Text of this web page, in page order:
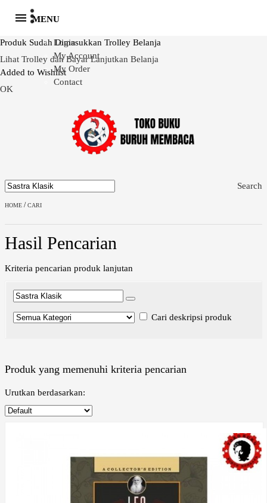
Produk Sudah Dimasukkan Trolley Belanja
Lihat Trolley dan Bayar Lanjutkan Belanja
Added to Wishlist
OK
MENU
Login
My Account
My Order
Contact
Search
HOME /CARI
Hasil Pencarian
Kriteria pencarian produk lanjutan
Cari deskripsi produk
Produk yang memenuhi kriteria pencarian
Urutkan berdasarkan: